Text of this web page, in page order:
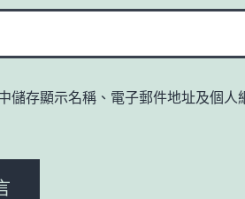
儲存顯示名稱、電子郵件地址及個